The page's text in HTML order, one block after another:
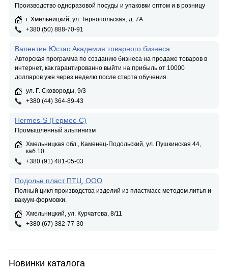
Производство одноразовой посуды и упаковки оптом и в розницу
г. Хмельницкий, ул. Тернопольская, д. 7А
+380 (50) 888-70-91
Валентин Юстас Академия товарного бизнеса
Авторская программа по созданию бизнеса на продаже товаров в
интернет, как гарантированно выйти на прибыль от 10000
долларов уже через неделю после старта обучения.
ул. Г. Сковороды, 9/3
+380 (44) 364-89-43
Hermes-S (Гермес-С)
Промышленный альпинизм
Хмельницкая обл., Каменец-Подольский, ул. Пушкинская 44,
каб.10
+380 (91) 481-05-03
Подолье пласт ПТЦ, ООО
Полный цикл производства изделий из пластмасс методом литья и
вакуум-формовки.
Хмельницкий, ул. Курчатова, 8/11
+380 (67) 382-77-30
Новинки каталога